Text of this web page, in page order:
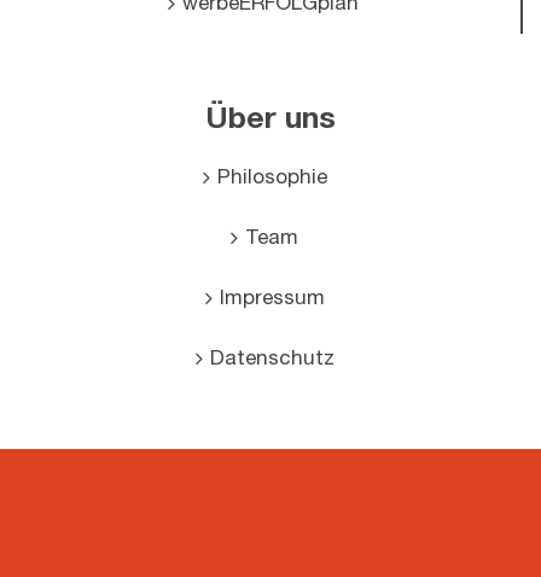
werbeERFOLGplan
Über uns
Philosophie
Team
Impressum
Datenschutz